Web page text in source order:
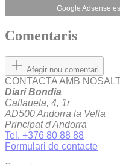
Google Adsense
Comentaris
Afegir nou comentari
CONTACTA AMB
Diari Bondia
Callaueta, 4, 1r
AD500 Andorra la Vella
Principat d'Andorra
Tel. +376 80 88 88
Formulari de contacte